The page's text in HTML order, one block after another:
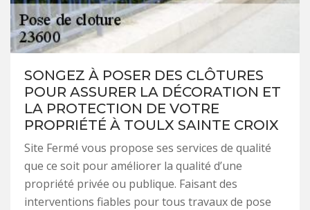
SONGEZ À POSER DES CLÔTURES
POUR ASSURER LA DÉCORATION ET
LA PROTECTION DE VOTRE
PROPRIÉTÉ À TOULX SAINTE CROIX
Site Fermé vous propose ses services de qualité
que ce soit pour améliorer la qualité d’une
propriété privée ou publique. Faisant des
interventions fiables pour tous travaux de pose